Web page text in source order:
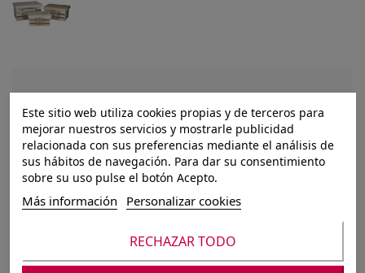
SET 3 CAJAS LUSA
C/TAPA 41X31X23
NATURAL
Para ver nuestros precios debes registrarte o
Este sitio web utiliza cookies propias y de terceros para
mejorar nuestros servicios y mostrarle publicidad
relacionada con sus preferencias mediante el análisis de
sus hábitos de navegación. Para dar su consentimiento
sobre su uso pulse el botón Acepto.
Más información Personalizar cookies
RECHAZAR TODO